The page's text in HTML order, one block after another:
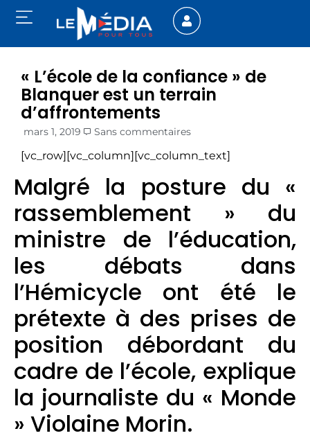
« L’école de la confiance » de
Blanquer est un terrain
d’affrontements
mars 1, 2019 Sans commentaires
[vc_row][vc_column][vc_column_text]
Malgré la posture du «
rassemblement » du
ministre de l’éducation,
les débats dans
l’Hémicycle ont été le
prétexte à des prises de
position débordant du
cadre de l’école, explique
la journaliste du « Monde
» Violaine Morin.